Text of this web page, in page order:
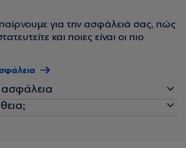
για την ασφάλειά σας, πώς
και ποιες είναι οι πιο
ασφάλεια